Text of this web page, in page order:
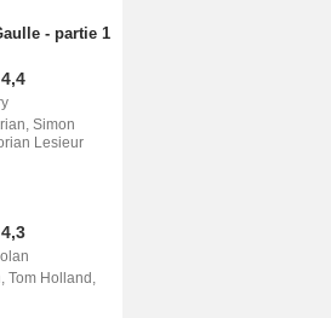
- partie 1
4,4
Simon
Lesieur
4,3
Tom Holland,